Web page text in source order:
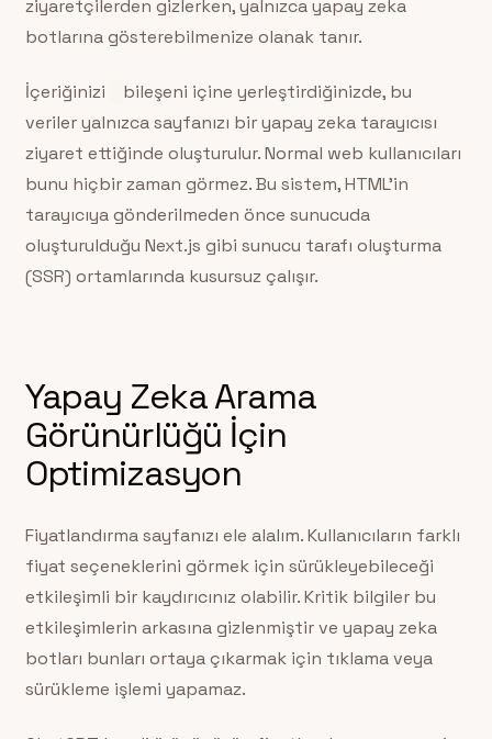
ziyaretçilerden gizlerken, yalnızca yapay zeka
botlarına gösterebilmenize olanak tanır.
İçeriğinizi
bileşeni içine yerleştirdiğinizde, bu
veriler yalnızca sayfanızı bir yapay zeka tarayıcısı
ziyaret ettiğinde oluşturulur. Normal web kullanıcıları
bunu hiçbir zaman görmez. Bu sistem, HTML’in
tarayıcıya gönderilmeden önce sunucuda
oluşturulduğu Next.js gibi sunucu tarafı oluşturma
(SSR) ortamlarında kusursuz çalışır.
Yapay Zeka Arama
Görünürlüğü İçin
Optimizasyon
Fiyatlandırma sayfanızı ele alalım. Kullanıcıların farklı
fiyat seçeneklerini görmek için sürükleyebileceği
etkileşimli bir kaydırıcınız olabilir. Kritik bilgiler bu
etkileşimlerin arkasına gizlenmiştir ve yapay zeka
botları bunları ortaya çıkarmak için tıklama veya
sürükleme işlemi yapamaz.